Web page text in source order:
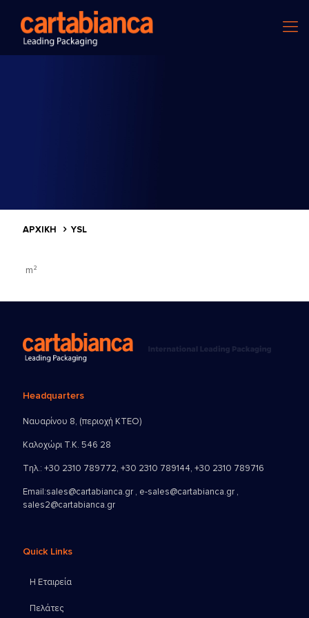
ΑΡΧΙΚΗ YSL
m²
Headquarters
Ναυαρίνου 8, (περιοχή ΚΤΕΟ)
Καλοχώρι Τ.Κ. 546 28
Τηλ.: +30 2310 789772, +30 2310 789144, +30 2310 789716
Email:sales@cartabianca.gr , e-sales@cartabianca.gr ,
sales2@cartabianca.gr
Quick Links
Η Εταιρεία
Πελάτες